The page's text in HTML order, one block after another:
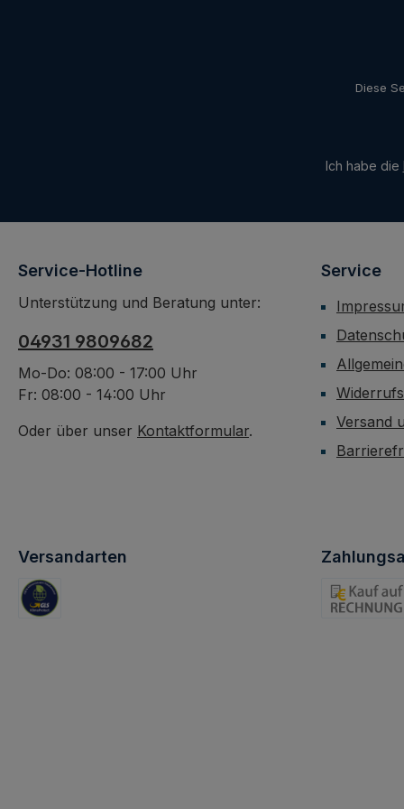
der
Diese
Ich habe die
Service-Hotline
Unterstützung und Beratung unter:
04931 9809682
Mo-Do: 08:00 - 17:00 Uhr
Fr: 08:00 - 14:00 Uhr
Oder über unser Kontaktformular.
Service
Versand
Versandarten